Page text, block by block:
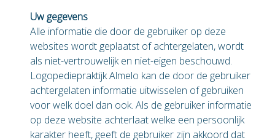
Uw gegevens
Alle informatie die door de gebruiker op deze
websites wordt geplaatst of achtergelaten, wordt
als niet-vertrouwelijk en niet-eigen beschouwd.
Logopediepraktijk Almelo kan de door de gebruiker
achtergelaten informatie uitwisselen of gebruiken
voor welk doel dan ook. Als de gebruiker informatie
op deze website achterlaat welke een persoonlijk
karakter heeft, geeft de gebruiker zijn akkoord dat